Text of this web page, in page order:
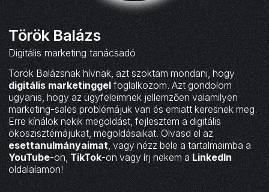
Török Balázs
Digitális marketing tanácsadó
Török Balázsnak hívnak, azt szoktam mondani, hogy
digitális marketinggel foglalkozom. Azt gondolom
ugyanis, hogy az ügyfeleimnek jellemzően valamilyen
marketing-sales problémájuk van és emiatt keresnek meg.
Erre kínálok nekik megoldást, fejlesztem a digitális
ökoszisztémájukat, megoldásaikat. Olvasd el az
esettanulmányaimat, vagy nézz bele a tartalmaimba a
YouTube-on, TikTok-on vagy írj nekem a LinkedIn
oldalalamon!